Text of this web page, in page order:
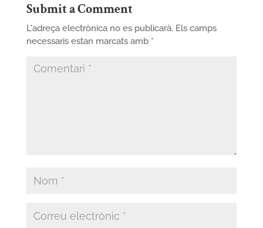
Submit a Comment
L'adreça electrònica no es publicarà. Els camps
necessaris estan marcats amb *